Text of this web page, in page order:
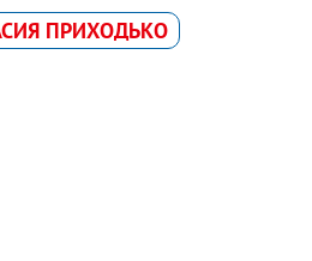
ПРИХОДЬКО